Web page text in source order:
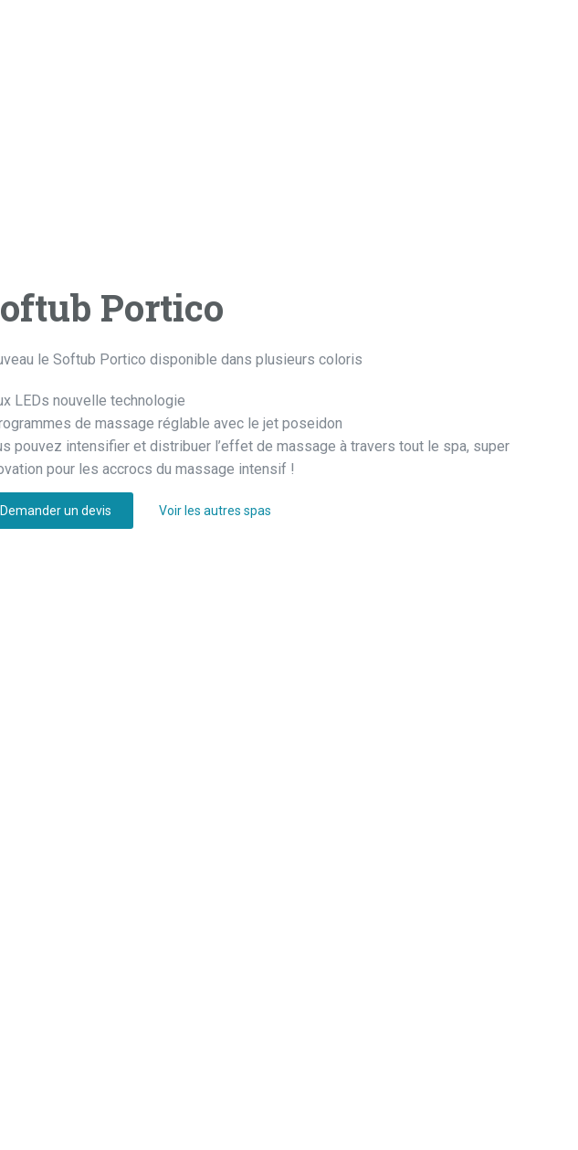
Portico
le Softub Portico disponible dans plusieurs coloris
LEDs nouvelle technologie
de massage réglable avec le jet poseidon
pouvez intensifier et distribuer l’effet de massage à travers tout le spa, super
pour les accrocs du massage intensif !
Demander un devis Voir les autres spas